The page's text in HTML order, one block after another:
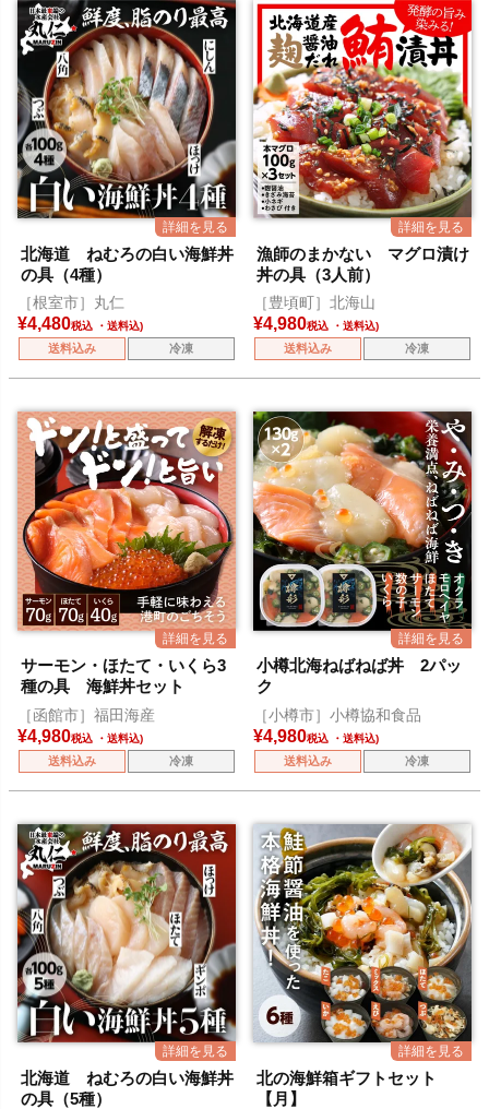
北海道 ねむろの白い海鮮丼
の具（4種）
［根室市］丸仁
¥4,480税込
送料込み 冷凍
漁師のまかない マグロ漬け
丼の具（3人前）
［豊頃町］北海山
¥4,980税込
送料込み 冷凍
サーモン・ほたて・いくら3
種の具 海鮮丼セット
［函館市］福田海産
¥4,980税込
送料込み 冷凍
小樽北海ねばねば丼 2パッ
ク
［小樽市］小樽協和食品
¥4,980税込
送料込み 冷凍
北海道 ねむろの白い海鮮丼
の具（5種）
北の海鮮箱ギフトセット
【月】